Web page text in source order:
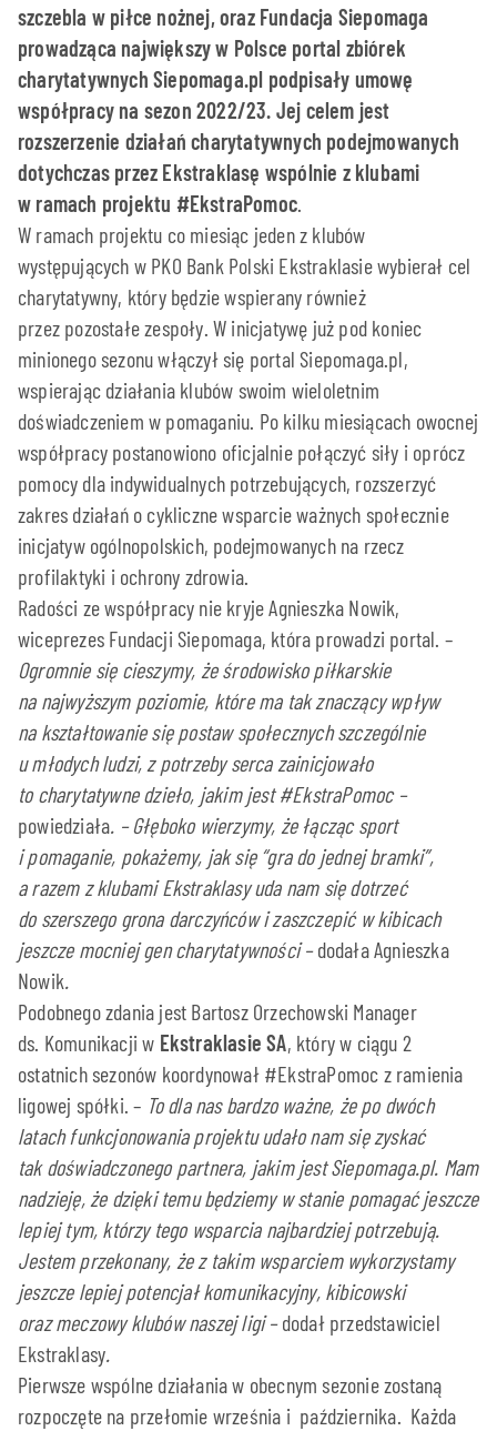
szczebla w piłce nożnej, oraz Fundacja Siepomaga
prowadząca największy w Polsce portal zbiórek
charytatywnych Siepomaga.pl podpisały umowę
współpracy na sezon 2022/23. Jej celem jest
rozszerzenie działań charytatywnych podejmowanych
dotychczas przez Ekstraklasę wspólnie z klubami
w ramach projektu #EkstraPomoc.
W ramach projektu co miesiąc jeden z klubów
występujących w PKO Bank Polski Ekstraklasie wybierał cel
charytatywny, który będzie wspierany również
przez pozostałe zespoły. W inicjatywę już pod koniec
minionego sezonu włączył się portal Siepomaga.pl,
wspierając działania klubów swoim wieloletnim
doświadczeniem w pomaganiu. Po kilku miesiącach owocnej
współpracy postanowiono oficjalnie połączyć siły i oprócz
pomocy dla indywidualnych potrzebujących, rozszerzyć
zakres działań o cykliczne wsparcie ważnych społecznie
inicjatyw ogólnopolskich, podejmowanych na rzecz
profilaktyki i ochrony zdrowia.
Radości ze współpracy nie kryje Agnieszka Nowik,
wiceprezes Fundacji Siepomaga, która prowadzi portal. –
Ogromnie się cieszymy, że środowisko piłkarskie
na najwyższym poziomie, które ma tak znaczący wpływ
na kształtowanie się postaw społecznych szczególnie
u młodych ludzi, z potrzeby serca zainicjowało
to charytatywne dzieło, jakim jest #EkstraPomoc –
powiedziała. – Głęboko wierzymy, że łącząc sport
i pomaganie, pokażemy, jak się “gra do jednej bramki”,
a razem z klubami Ekstraklasy uda nam się dotrzeć
do szerszego grona darczyńców i zaszczepić w kibicach
jeszcze mocniej gen charytatywności –dodała Agnieszka
Nowik.
Podobnego zdania jest Bartosz Orzechowski Manager
ds. Komunikacji w Ekstraklasie SA, który w ciągu 2
ostatnich sezonów koordynował #EkstraPomoc z ramienia
ligowej spółki. – To dla nas bardzo ważne, że po dwóch
latach funkcjonowania projektu udało nam się zyskać
tak doświadczonego partnera, jakim jest Siepomaga.pl. Mam
nadzieję, że dzięki temu będziemy w stanie pomagać jeszcze
lepiej tym, którzy tego wsparcia najbardziej potrzebują.
Jestem przekonany, że z takim wsparciem wykorzystamy
jeszcze lepiej potencjał komunikacyjny, kibicowski
oraz meczowy klubów naszej ligi –dodał przedstawiciel
Ekstraklasy.
Pierwsze wspólne działania w obecnym sezonie zostaną
rozpoczęte na przełomie września i października. Każda